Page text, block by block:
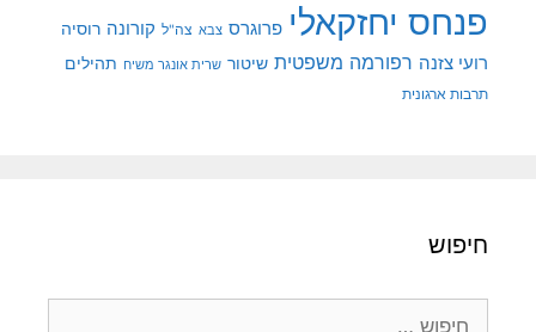
פנחס יחזקאלי פרוגרס צבא צה"ל קורונה רוסיה
רועי צזנה רפורמה משפטית שיטור שרית אונגר משיח תהילים
תרבות ארגונית
חיפוש